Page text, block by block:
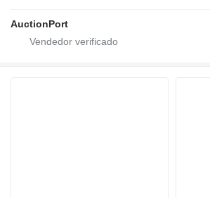
AuctionPort